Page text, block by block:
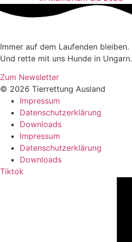
Immer auf dem Laufenden bleiben.
Und rette mit uns Hunde in Ungarn.
Zum Newsletter
© 2026 Tierrettung Ausland
Impressum
Datenschutzerklärung
Downloads
Impressum
Datenschutzerklärung
Downloads
Tiktok